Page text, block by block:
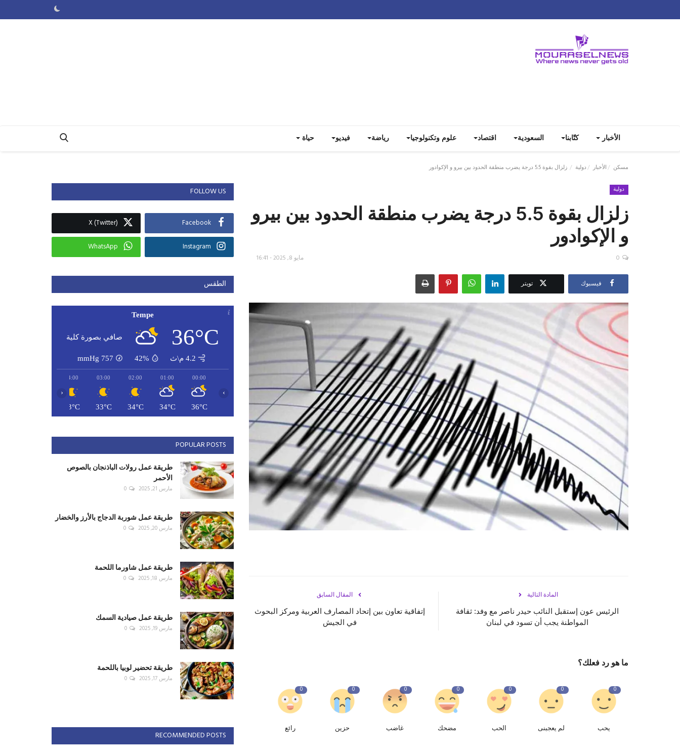
الأخبار كتّابنا السعودية اقتصاد علوم وتكنولوجيا رياضة فيديو حياة
مسكن الأخبار دولية زلزال بقوة 5.5 درجة يضرب منطقة الحدود بين ‎بيرو و ‎الإكوادور
دولية
زلزال بقوة 5.5 درجة يضرب منطقة الحدود بين ‎بيرو
و ‎الإكوادور
مايو 8, 2025 - 16:41 0
فيسبوك تويتر
المقال السابق
إتفاقية تعاون بين إتحاد المصارف العربية ومركز البحوث
في الجيش
المادة التالية
الرئيس عون إستقبل النائب حيدر ناصر مع وفد: ثقافة
المواطنة يجب أن تسود في لبنان
ما هو رد فعلك؟
0
يحب
0
لم يعجبنى
0
الحب
0
مضحك
0
غاضب
0
حزين
0
رائع
FOLLOW US
Facebook
X (Twitter)
Instagram
WhatsApp
الطقس
Tempe
36°C صافي بصورة كلية
4.2 م\ث 42%
757
mmHg
00:00
36°C
01:00
34°C
02:00
34°C
03:00
33°C
04:00
33°C
‹ ›
POPULAR POSTS
طريقة عمل رولات الباذنجان بالصوص
الأحمر
مارس 21, 2025 0
طريقة عمل شوربة الدجاج بالأرز والخضار
مارس 20, 2025 0
طريقة عمل شاورما اللحمة
مارس 18, 2025 0
طريقة عمل صيادية السمك
مارس 19, 2025 0
طريقة تحضير لوبيا باللحمة
مارس 17, 2025 0
RECOMMENDED POSTS